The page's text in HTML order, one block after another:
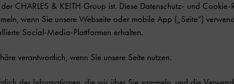
CHARLES & KEITH Group ist. Diese Datenschutz- und
wenn Sie unsere Webseite oder mobile App („Seite“)
Social-Media-Plattformen erhalten.
verantwortlich, wenn Sie unsere Seite nutzen.